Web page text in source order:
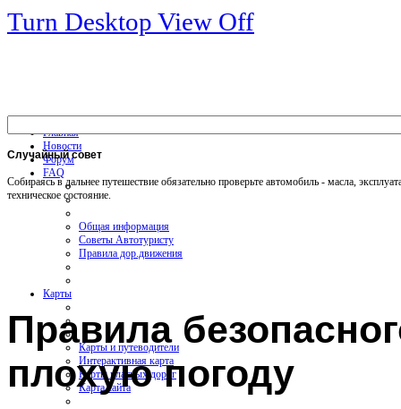
Turn Desktop View Off
Главная
Новости
Форум
FAQ
Общая информация
Советы Автотуристу
Правила дор.движения
Карты
Карты и путеводители
Интерактивная карта
Карты платных дорог
Карта сайта
Случайныйсовет
Собираясь в дальнее путешествие обязательно проверьте автомобиль - масла,
техническое состояние.
Правила
плохую погоду